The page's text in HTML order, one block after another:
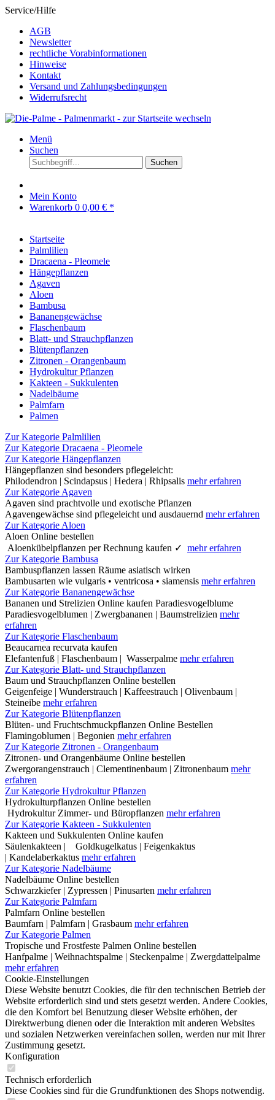
Service/Hilfe
AGB
Newsletter
rechtliche Vorabinformationen
Hinweise
Kontakt
Versand und Zahlungsbedingungen
Widerrufsrecht
Menü
Suchen
Suchen
Mein Konto
Warenkorb 0 0,00 € *
Startseite
Palmlilien
Dracaena - Pleomele
Hängepflanzen
Agaven
Aloen
Bambusa
Bananengewächse
Flaschenbaum
Blatt- und Strauchpflanzen
Blütenpflanzen
Zitronen - Orangenbaum
Hydrokultur Pflanzen
Kakteen - Sukkulenten
Nadelbäume
Palmfarn
Palmen
Zur Kategorie Palmlilien
Zur Kategorie Dracaena - Pleomele
Zur Kategorie Hängepflanzen
Hängepflanzen sind besonders pflegeleicht:
Philodendron | Scindapsus | Hedera | Rhipsalis mehr erfahren
Zur Kategorie Agaven
Agaven sind prachtvolle und exotische Pflanzen
Agavengewächse sind pflegeleicht und ausdauernd mehr erfahren
Zur Kategorie Aloen
Aloen Online bestellen
Aloenkübelpflanzen per Rechnung kaufen ✓ mehr erfahren
Zur Kategorie Bambusa
Bambuspflanzen lassen Räume asiatisch wirken
Bambusarten wie vulgaris • ventricosa • siamensis mehr erfahren
Zur Kategorie Bananengewächse
Bananen und Strelizien Online kaufen Paradiesvogelblume
Paradiesvogelblumen | Zwergbananen | Baumstrelizien mehr
erfahren
Zur Kategorie Flaschenbaum
Beaucarnea recurvata kaufen
Elefantenfuß | Flaschenbaum | Wasserpalme mehr erfahren
Zur Kategorie Blatt- und Strauchpflanzen
Baum und Strauchpflanzen Online bestellen
Geigenfeige | Wunderstrauch | Kaffeestrauch | Olivenbaum |
Steineibe mehr erfahren
Zur Kategorie Blütenpflanzen
Blüten- und Fruchtschmuckpflanzen Online Bestellen
Flamingoblumen | Begonien mehr erfahren
Zur Kategorie Zitronen - Orangenbaum
Zitronen- und Orangenbäume Online bestellen
Zwergorangenstrauch | Clementinenbaum | Zitronenbaum mehr
erfahren
Zur Kategorie Hydrokultur Pflanzen
Hydrokulturpflanzen Online bestellen
Hydrokultur Zimmer- und Büropflanzen mehr erfahren
Zur Kategorie Kakteen - Sukkulenten
Kakteen und Sukkulenten Online kaufen
Säulenkakteen | Goldkugelkatus | Feigenkaktus
| Kandelaberkaktus mehr erfahren
Zur Kategorie Nadelbäume
Nadelbäume Online bestellen
Schwarzkiefer | Zypressen | Pinusarten mehr erfahren
Zur Kategorie Palmfarn
Palmfarn Online bestellen
Baumfarn | Palmfarn | Grasbaum mehr erfahren
Zur Kategorie Palmen
Tropische und Frostfeste Palmen Online bestellen
Hanfpalme | Weihnachtspalme | Steckenpalme | Zwergdattelpalme
mehr erfahren
Cookie-Einstellungen
Diese Website benutzt Cookies, die für den technischen Betrieb der
Website erforderlich sind und stets gesetzt werden. Andere Cookies,
die den Komfort bei Benutzung dieser Website erhöhen, der
Direktwerbung dienen oder die Interaktion mit anderen Websites
und sozialen Netzwerken vereinfachen sollen, werden nur mit Ihrer
Zustimmung gesetzt.
Konfiguration
Technisch erforderlich
Diese Cookies sind für die Grundfunktionen des Shops notwendig.